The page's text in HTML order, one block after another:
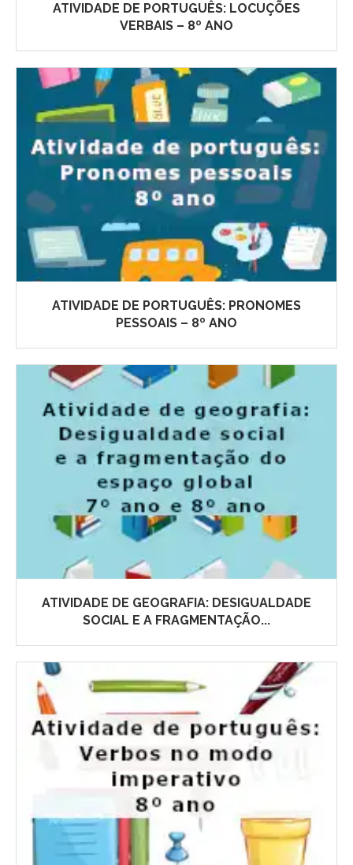
ATIVIDADE DE PORTUGUÊS: LOCUÇÕES
VERBAIS – 8º ANO
ATIVIDADE DE PORTUGUÊS: PRONOMES
PESSOAIS – 8º ANO
ATIVIDADE DE GEOGRAFIA: DESIGUALDADE
SOCIAL E A FRAGMENTAÇÃO...